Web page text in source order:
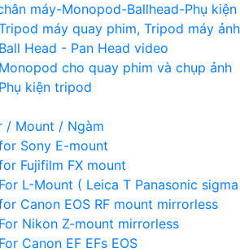
máy-Monopod-Ballhead-Phụ kiện
máy quay phim, Tripod máy
Head - Pan Head video
cho quay phim và chụp ảnh
kiện tripod
/ Mount / Ngàm
Sony E-mount
Fujifilm FX mount
L-Mount ( Leica T Panasonic
Canon EOS RF mount mirrorless
Nikon Z-mount mirrorless
Canon EF EFs EOS